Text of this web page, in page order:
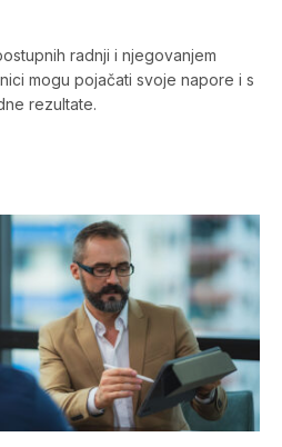
radnji i njegovanjem
mogu pojačati svoje napore i s
rezultate.